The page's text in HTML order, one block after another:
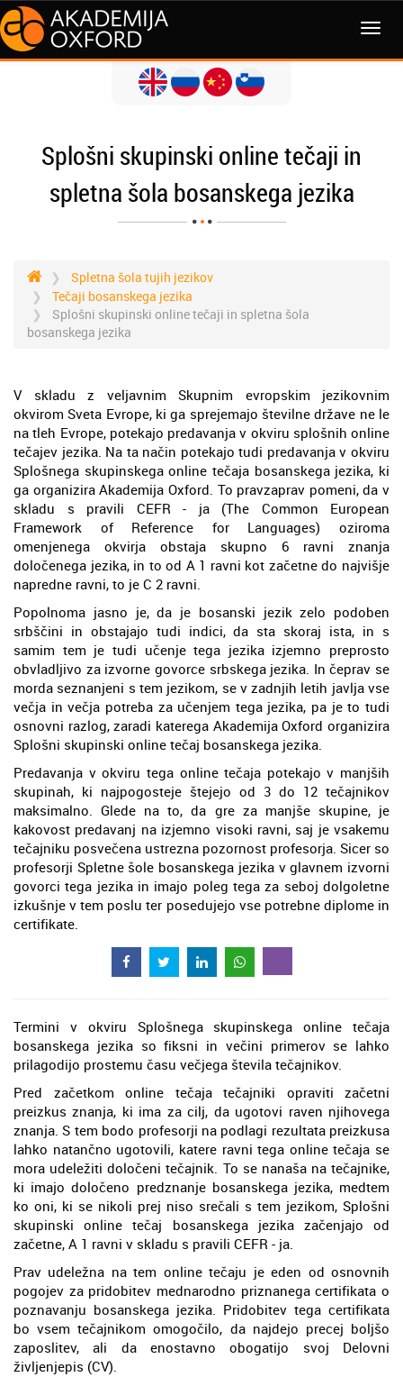
MENI
Splošni skupinski online tečaji in
spletna šola bosanskega jezika
Spletna šola tujih jezikov
Tečaji bosanskega jezika
Splošni skupinski online tečaji in spletna šola
bosanskega jezika
V skladu z veljavnim Skupnim evropskim jezikovnim
okvirom Sveta Evrope, ki ga sprejemajo številne države ne le
na tleh Evrope, potekajo predavanja v okviru splošnih online
tečajev jezika. Na ta način potekajo tudi predavanja v okviru
Splošnega skupinskega online tečaja bosanskega jezika, ki
ga organizira Akademija Oxford. To pravzaprav pomeni, da v
skladu s pravili CEFR - ja (The Common European
Framework of Reference for Languages) oziroma
omenjenega okvirja obstaja skupno 6 ravni znanja
določenega jezika, in to od A 1 ravni kot začetne do najvišje
napredne ravni, to je C 2 ravni.
Popolnoma jasno je, da je bosanski jezik zelo podoben
srbščini in obstajajo tudi indici, da sta skoraj ista, in s
samim tem je tudi učenje tega jezika izjemno preprosto
obvladljivo za izvorne govorce srbskega jezika. In čeprav se
morda seznanjeni s tem jezikom, se v zadnjih letih javlja vse
večja in večja potreba za učenjem tega jezika, pa je to tudi
osnovni razlog, zaradi katerega Akademija Oxford organizira
Splošni skupinski online tečaj bosanskega jezika.
Predavanja v okviru tega online tečaja potekajo v manjših
skupinah, ki najpogosteje štejejo od 3 do 12 tečajnikov
maksimalno. Glede na to, da gre za manjše skupine, je
kakovost predavanj na izjemno visoki ravni, saj je vsakemu
tečajniku posvečena ustrezna pozornost profesorja. Sicer so
profesorji Spletne šole bosanskega jezika v glavnem izvorni
govorci tega jezika in imajo poleg tega za seboj dolgoletne
izkušnje v tem poslu ter posedujejo vse potrebne diplome in
certifikate.
Termini v okviru Splošnega skupinskega online tečaja
bosanskega jezika so fiksni in večini primerov se lahko
prilagodijo prostemu času večjega števila tečajnikov.
Pred začetkom online tečaja tečajniki opraviti začetni
preizkus znanja, ki ima za cilj, da ugotovi raven njihovega
znanja. S tem bodo profesorji na podlagi rezultata preizkusa
lahko natančno ugotovili, katere ravni tega online tečaja se
mora udeležiti določeni tečajnik. To se nanaša na tečajnike,
ki imajo določeno predznanje bosanskega jezika, medtem
ko oni, ki se nikoli prej niso srečali s tem jezikom, Splošni
skupinski online tečaj bosanskega jezika začenjajo od
začetne, A 1 ravni v skladu s pravili CEFR - ja.
Prav udeležna na tem online tečaju je eden od osnovnih
pogojev za pridobitev mednarodno priznanega certifikata o
poznavanju bosanskega jezika. Pridobitev tega certifikata
bo vsem tečajnikom omogočilo, da najdejo precej boljšo
zaposlitev, ali da enostavno obogatijo svoj Delovni
življenjepis (CV).